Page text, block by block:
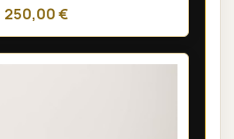
250,00 €